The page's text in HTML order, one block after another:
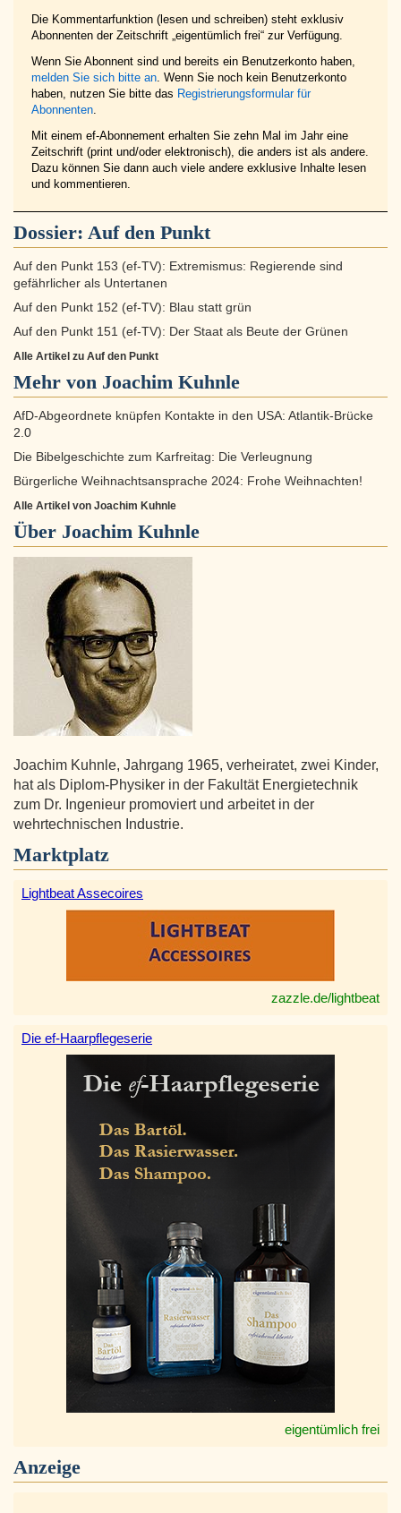
Die Kommentarfunktion (lesen und schreiben) steht exklusiv
Abonnenten der Zeitschrift „eigentümlich frei“ zur Verfügung.
Wenn Sie Abonnent sind und bereits ein Benutzerkonto haben,
melden Sie sich bitte an. Wenn Sie noch kein Benutzerkonto
haben, nutzen Sie bitte das Registrierungsformular für
Abonnenten.
Mit einem ef-Abonnement erhalten Sie zehn Mal im Jahr eine
Zeitschrift (print und/oder elektronisch), die anders ist als andere.
Dazu können Sie dann auch viele andere exklusive Inhalte lesen
und kommentieren.
Dossier: Auf den Punkt
Auf den Punkt 153 (ef-TV): Extremismus: Regierende sind
gefährlicher als Untertanen
Auf den Punkt 152 (ef-TV): Blau statt grün
Auf den Punkt 151 (ef-TV): Der Staat als Beute der Grünen
Alle Artikel zu Auf den Punkt
Mehr von Joachim Kuhnle
AfD-Abgeordnete knüpfen Kontakte in den USA: Atlantik-Brücke
2.0
Die Bibelgeschichte zum Karfreitag: Die Verleugnung
Bürgerliche Weihnachtsansprache 2024: Frohe Weihnachten!
Alle Artikel von Joachim Kuhnle
Über Joachim Kuhnle
Joachim Kuhnle, Jahrgang 1965, verheiratet, zwei Kinder,
hat als Diplom-Physiker in der Fakultät Energietechnik
zum Dr. Ingenieur promoviert und arbeitet in der
wehrtechnischen Industrie.
Marktplatz
Lightbeat Assecoires
zazzle.de/lightbeat
Die ef-Haarpflegeserie
eigentümlich frei
Anzeige